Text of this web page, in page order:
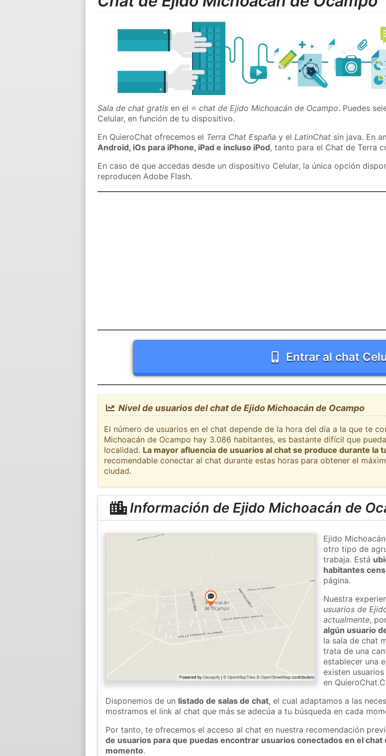
Sala de chat gratis en el ⭐chat de Ejido Michoacán de Ocampo. Puedes
Celular, en función de tu dispositivo.
En QuieroChat ofrecemos el Terra Chat España y elLatinChat sin java. En
Android, iOs para iPhone, iPad e incluso iPod, tanto para el Chat de Terra
En caso de que accedas desde un dispositivo Celular, la única opción
reproducen Adobe Flash.
Entrar al chat
Nivel de usuarios del chat de Ejido Michoacán de Ocampo
El número de usuarios en el chat depende de la hora del día a la que te
Michoacán de Ocampo hay 3.086 habitantes, es bastante difícil que
localidad. La mayor afluencia de usuarios al chat se produce durante la
recomendable conectar al chat durante estas horas para obtener el
ciudad.
Información de Ejido Michoacán de
Ejido
otro tipo de
trabaja. Está
habitantes
página.
Nuestra
usuarios de
actualmente,
algún usuario
la sala de chat
trata de una
establecer una
existen
en
Disponemos de un listado de salas de chat, el cual adaptamos a las
mostramos el link al chat que más se adecúa a tu búsqueda en cada
Por tanto, te ofrecemos el acceso al chat en nuestra recomendación
de usuarios para que puedas encontrar usuarios conectados en el chat
momento.